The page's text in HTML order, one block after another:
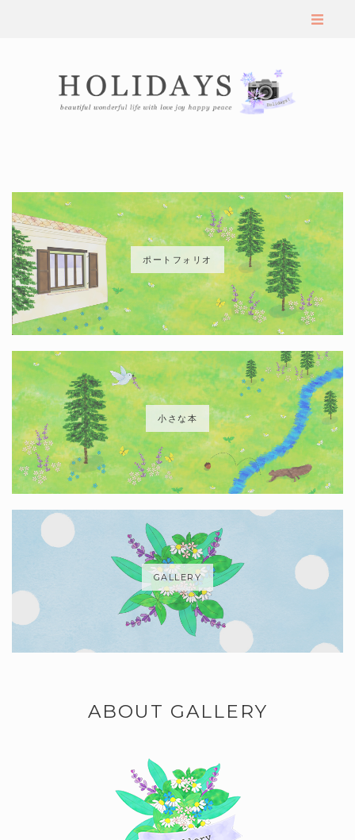
ポートフォリオ
小さな本
GALLERY
ABOUT GALLERY